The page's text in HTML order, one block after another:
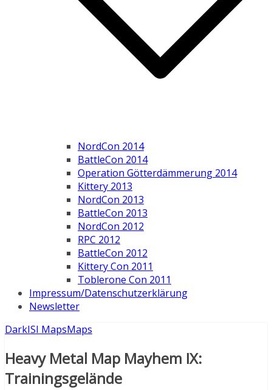
NordCon 2014
BattleCon 2014
Operation Götterdämmerung 2014
Kittery 2013
NordCon 2013
BattleCon 2013
NordCon 2012
RPC 2012
BattleCon 2012
Kittery Con 2011
Toblerone Con 2011
Impressum/Datenschutzerklärung
Newsletter
DarkISI MapsMaps
Heavy Metal Map Mayhem IX:
Trainingsgelände